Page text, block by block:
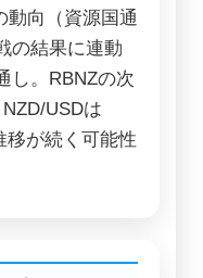
動向（資源国通
の結果に連動
し。RBNZの次
USDは
移が続く可能性